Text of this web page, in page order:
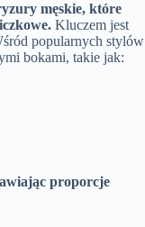
męskie, które
Kluczem jest
popularnych stylów
bokami, takie jak:
proporcje